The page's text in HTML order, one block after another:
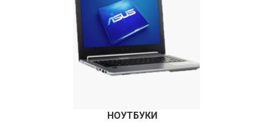
НОУТБУКИ